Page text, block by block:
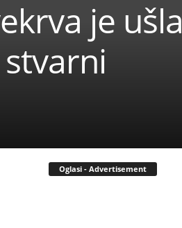
je ušla
Oglasi - Advertisement